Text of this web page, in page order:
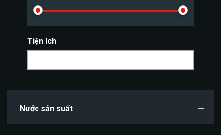
Tiện ích
Nước sản suất